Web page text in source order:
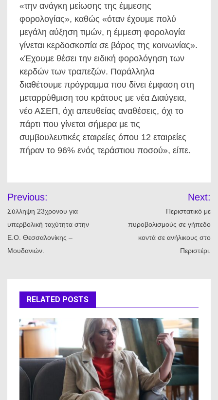
«την ανάγκη μείωσης της έμμεσης
φορολογίας», καθώς «όταν έχουμε πολύ
μεγάλη αύξηση τιμών, η έμμεση φορολογία
γίνεται κερδοσκοπία σε βάρος της κοινωνίας».
«Έχουμε θέσει την ειδική φορολόγηση των
κερδών των τραπεζών. Παράλληλα
διαθέτουμε πρόγραμμα που δίνει έμφαση στη
μεταρρύθμιση του κράτους με νέα Διαύγεια,
νέο ΑΣΕΠ, όχι απευθείας αναθέσεις, όχι το
πάρτι που γίνεται σήμερα με τις
συμβουλευτικές εταιρείες όπου 12 εταιρείες
πήραν το 96% ενός τεράστιου ποσού», είπε.
άρθρων
Previous:
Σύλληψη 23χρονου για
υπερβολική ταχύτητα στην
Ε.Ο. Θεσσαλονίκης –
Μουδανιών.
Next:
Περιστατικό με
πυροβολισμούς σε γήπεδο
κοντά σε ανήλικους στο
Περιστέρι.
RELATED POSTS